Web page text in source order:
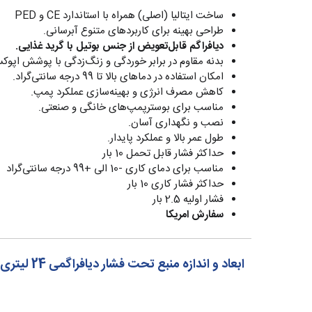
ساخت ایتالیا (اصلی) همراه با استاندارد CE و PED
طراحی بهینه برای کاربردهای متنوع آبرسانی.
دیافراگم قابل‌تعویض از جنس بوتیل با گرید غذایی.
بدنه مقاوم در برابر خوردگی و زنگ‌زدگی با پوشش
امکان استفاده در دماهای بالا تا 99 درجه سانتی‌گراد.
کاهش مصرف انرژی و بهینه‌سازی عملکرد پمپ.
مناسب برای بوسترپمپ‌های خانگی و صنعتی.
نصب و نگهداری آسان.
طول عمر بالا و عملکرد پایدار.
حداکثر فشار قابل تحمل 10 بار
مناسب برای دمای کاری -10 الی +99 درجه سانتی‌گراد
حداکثر فشار کاری 10 بار
فشار اولیه 2.5 بار
سفارش امریکا
ابعاد و اندازه منبع تحت فشار دیافراگمی 24 لیتری زیلمت Zilmet ایتالیا سری Hydro-Plus